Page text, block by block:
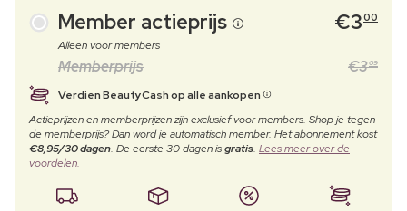
Member actieprijs €300
Alleen voor members
Memberprijs €309
Verdien BeautyCash op alle aankopen
Actieprijzen en memberprijzen zijn exclusief voor members. Shop je tegen
de memberprijs? Dan word je automatisch member. Het abonnement kost
€8,95/30 dagen. De eerste 30 dagen isgratis. Lees meer over de
voordelen.